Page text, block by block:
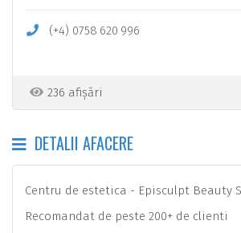
(+4) 0758 620 996
236 afișări
DETALII AFACERE
Centru de estetica - Episculpt Beauty
Recomandat de peste 200+ de clienti